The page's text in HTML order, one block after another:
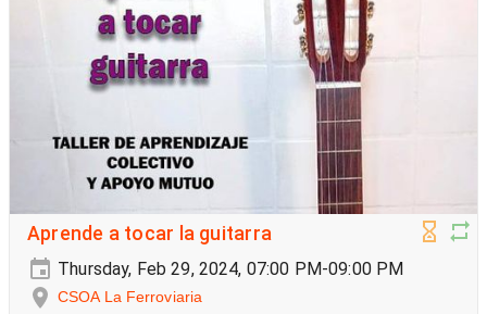
Aprende a tocar la guitarra
Thursday, Feb 29, 2024, 07:00 PM-09:00 PM
CSOA La Ferroviaria